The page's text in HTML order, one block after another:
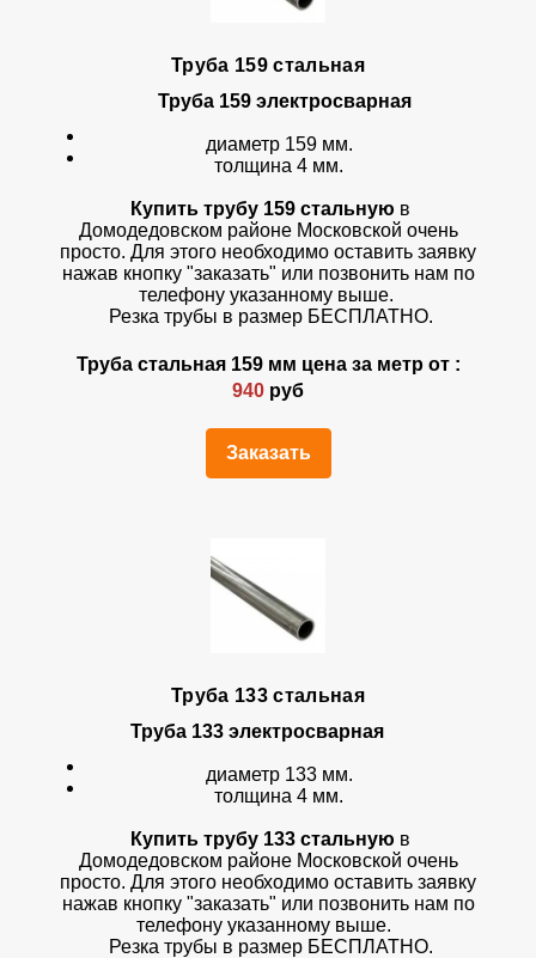
Труба 159 стальная
Труба 159 электросварная
диаметр 159 мм.
толщина 4 мм.
Купить трубу 159 стальную в
Домодедовском районе Московской очень
просто. Для этого необходимо оставить заявку
нажав кнопку "заказать" или позвонить нам по
телефону указанному выше.
Резка трубы в размер БЕСПЛАТНО.
Труба стальная 159 мм цена за метр от :
940 руб
Заказать
Труба 133 стальная
Труба 133 электросварная
диаметр 133 мм.
толщина 4 мм.
Купить трубу 133 стальную в
Домодедовском районе Московской очень
просто. Для этого необходимо оставить заявку
нажав кнопку "заказать" или позвонить нам по
телефону указанному выше.
Резка трубы в размер БЕСПЛАТНО.